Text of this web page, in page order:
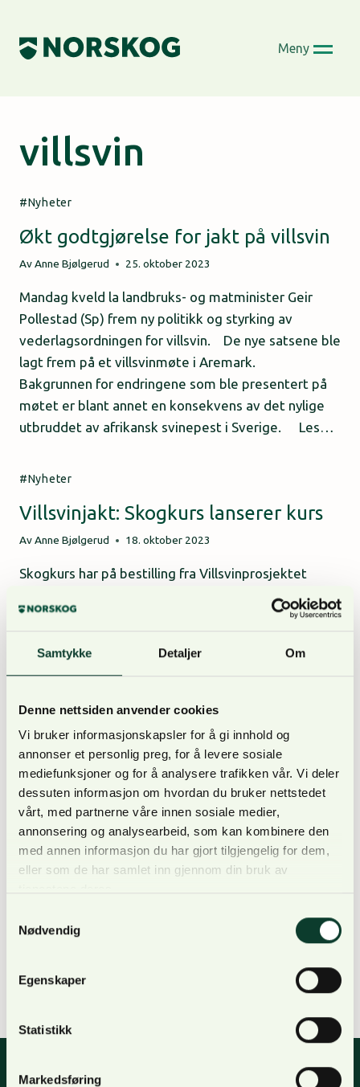
Samtykke Detaljer Om
Denne nettsiden anvender cookies
Vi bruker informasjonskapsler for å gi innhold og
annonser et personlig preg, for å levere sosiale
mediefunksjoner og for å analysere trafikken vår. Vi deler
dessuten informasjon om hvordan du bruker nettstedet
vårt, med partnerne våre innen sosiale medier,
annonsering og analysearbeid, som kan kombinere den
med annen informasjon du har gjort tilgjengelig for dem,
eller som de har samlet inn gjennom din bruk av
Nødvendig
Egenskaper
Statistikk
Markedsføring
content
Meny
villsvin
Nyheter
Økt godtgjørelse for jakt på villsvin
AvAnne Bjølgerud 25. oktober 2023
Mandag kveld la landbruks- og matminister Geir
Pollestad (Sp) frem ny politikk og styrking av
vederlagsordningen for villsvin. De nye satsene ble
lagt frem på et villsvinmøte i Aremark.
Bakgrunnen for endringene som ble presentert på
møtet er blant annet en konsekvens av det nylige
utbruddet av afrikansk svinepest i Sverige. Les…
Nyheter
Villsvinjakt: Skogkurs lanserer kurs
AvAnne Bjølgerud 18. oktober 2023
Skogkurs har på bestilling fra Villsvinprosjektet
laget et temahefte, og et kurs i «jakt på villsvin».
Kurset vil gi grunnleggende informasjon om villsvin,
ferske villsvinjegere, til de som ønsker å lære mer
om villsvin, og villsvinjakt. Villsvinprosjektet
sponser en del av deltakeravgiften på dette…
Nyheter
Afrikansk svinepest påvist i Sverige
Av Anne Bjølgerud 7. september 2023
I går opplyste det svenske Jordbruksverket at
afrikansk svinepest er påvist i en prøve fra dødt
Jordbruksverket om kampen mot afrikansk
Jordbruksverkets nettsider. Afrikansk svinepest er